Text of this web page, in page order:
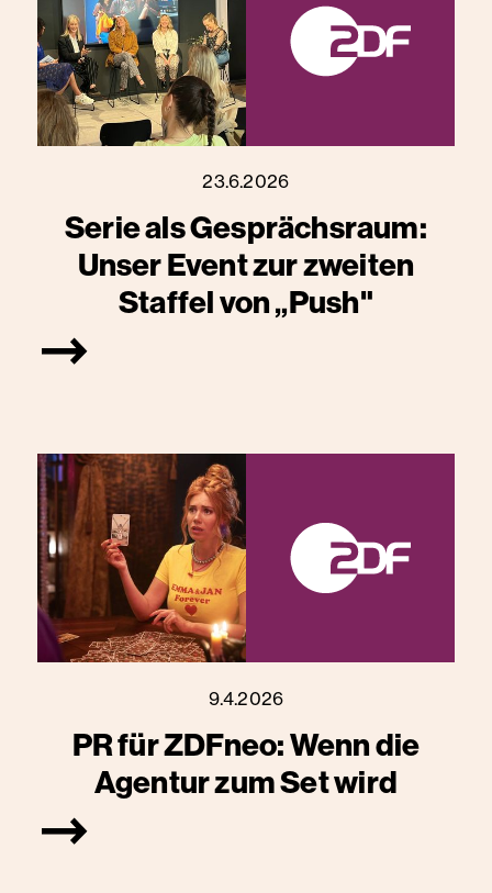
23.6.2026
Serie als Gesprächsraum:
Unser Event zur zweiten
Staffel von „Push"
9.4.2026
PR für ZDFneo: Wenn die
Agentur zum Set wird